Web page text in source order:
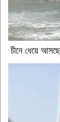
চীনে ধেয়ে